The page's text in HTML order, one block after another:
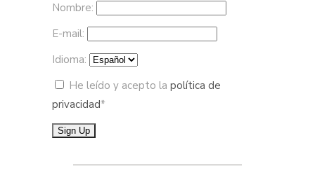
Nombre:
E-mail:
Idioma:
He leído y acepto la política de
privacidad*